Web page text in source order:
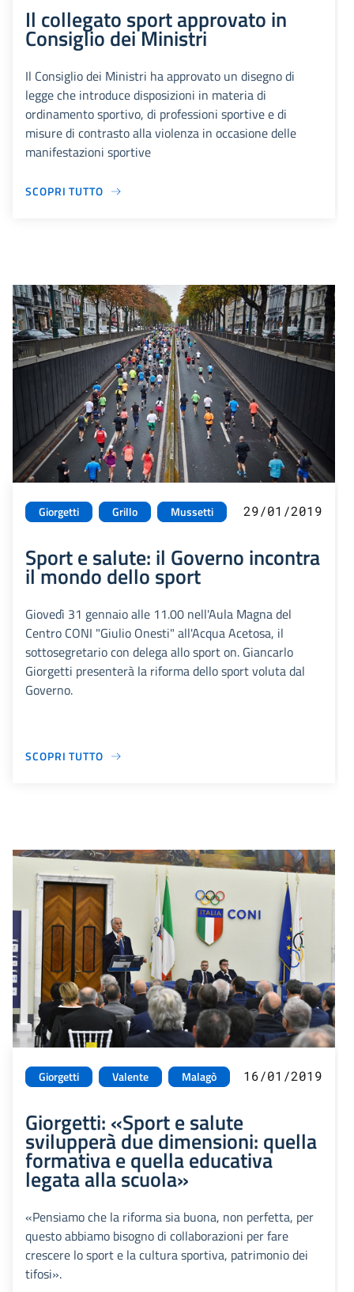
Il collegato sport approvato in
Consiglio dei Ministri
Il Consiglio dei Ministri ha approvato un disegno di
legge che introduce disposizioni in materia di
ordinamento sportivo, di professioni sportive e di
misure di contrasto alla violenza in occasione delle
manifestazioni sportive
SCOPRI TUTTO
Giorgetti Grillo Mussetti 29/01/2019
Sport e salute: il Governo incontra
il mondo dello sport
Giovedì 31 gennaio alle 11.00 nell'Aula Magna del
Centro CONI "Giulio Onesti" all'Acqua Acetosa, il
sottosegretario con delega allo sport on. Giancarlo
Giorgetti presenterà la riforma dello sport voluta dal
Governo.
SCOPRI TUTTO
Giorgetti Valente Malagò 16/01/2019
Giorgetti: «Sport e salute
svilupperà due dimensioni: quella
formativa e quella educativa
legata alla scuola»
«Pensiamo che la riforma sia buona, non perfetta, per
questo abbiamo bisogno di collaborazioni per fare
crescere lo sport e la cultura sportiva, patrimonio dei
tifosi».